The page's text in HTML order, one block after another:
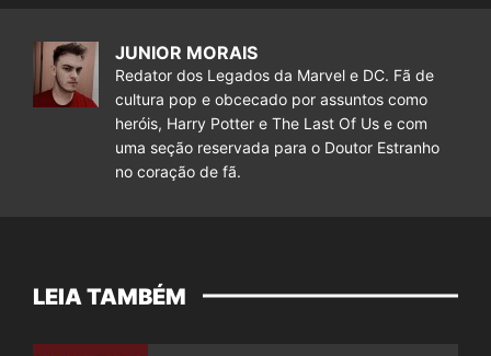
JUNIOR MORAIS
Redator dos Legados da Marvel e DC. Fã de
cultura pop e obcecado por assuntos como
heróis, Harry Potter e The Last Of Us e com
uma seção reservada para o Doutor Estranho
no coração de fã.
LEIA TAMBÉM